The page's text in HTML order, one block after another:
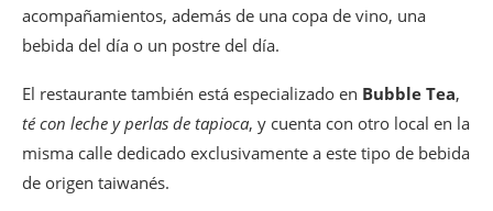
acompañamientos, además de una copa de vino, una
bebida del día o un postre del día.
El restaurante también está especializado en Bubble Tea,
té con leche y perlas de tapioca, y cuenta con otro local en la
misma calle dedicado exclusivamente a este tipo de bebida
de origen taiwanés.